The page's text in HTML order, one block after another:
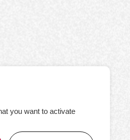
you want to activate